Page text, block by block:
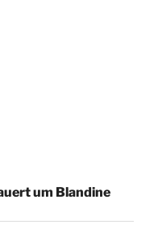
um Blandine